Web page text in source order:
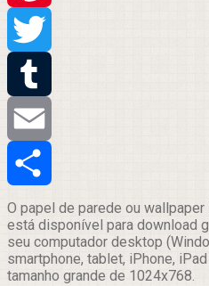
Pinterest
Twitter
Tumblr
Email
Compartilhar
O papel de parede ou wallpaper
está disponível para download
seu computador desktop
smartphone, tablet, iPhone,
tamanho grande de 1024x768.